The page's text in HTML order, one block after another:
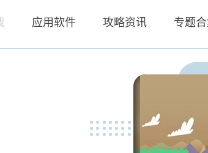
应用软件 攻略资讯 专题